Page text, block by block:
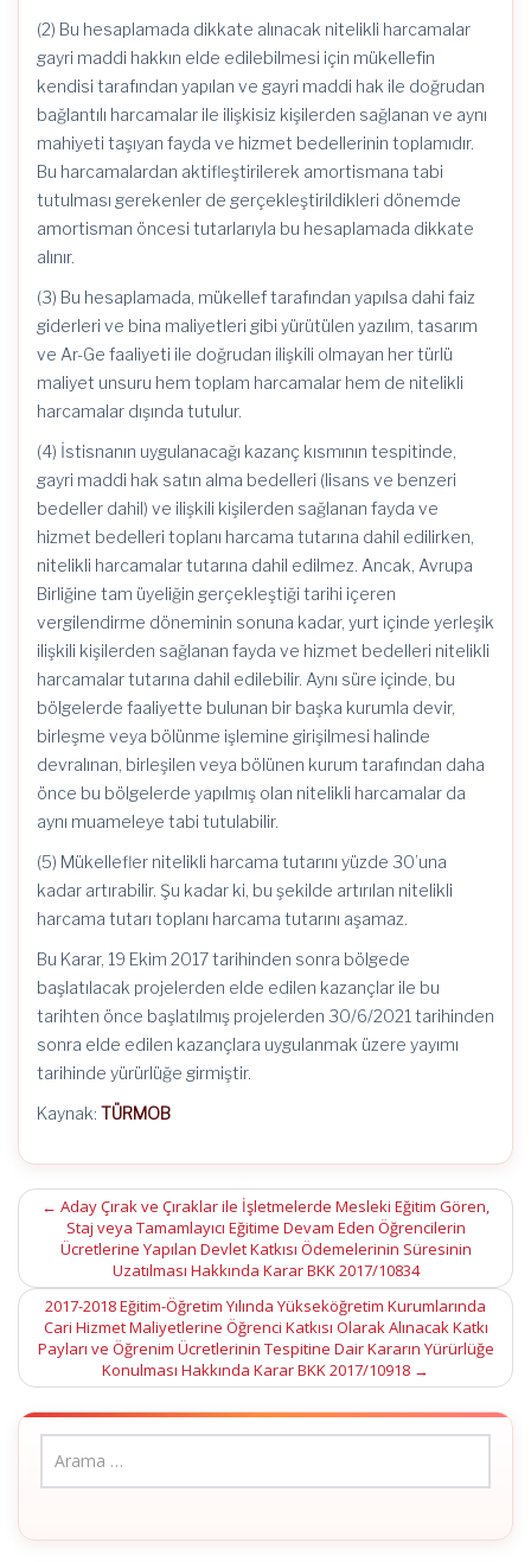
(2) Bu hesaplamada dikkate alınacak nitelikli harcamalar
gayri maddi hakkın elde edilebilmesi için mükellefin
kendisi tarafından yapılan ve gayri maddi hak ile doğrudan
bağlantılı harcamalar ile ilişkisiz kişilerden sağlanan ve aynı
mahiyeti taşıyan fayda ve hizmet bedellerinin toplamıdır.
Bu harcamalardan aktifleştirilerek amortismana tabi
tutulması gerekenler de gerçekleştirildikleri dönemde
amortisman öncesi tutarlarıyla bu hesaplamada dikkate
alınır.
(3) Bu hesaplamada, mükellef tarafından yapılsa dahi faiz
giderleri ve bina maliyetleri gibi yürütülen yazılım, tasarım
ve Ar-Ge faaliyeti ile doğrudan ilişkili olmayan her türlü
maliyet unsuru hem toplam harcamalar hem de nitelikli
harcamalar dışında tutulur.
(4) İstisnanın uygulanacağı kazanç kısmının tespitinde,
gayri maddi hak satın alma bedelleri (lisans ve benzeri
bedeller dahil) ve ilişkili kişilerden sağlanan fayda ve
hizmet bedelleri toplanı harcama tutarına dahil edilirken,
nitelikli harcamalar tutarına dahil edilmez. Ancak, Avrupa
Birliğine tam üyeliğin gerçekleştiği tarihi içeren
vergilendirme döneminin sonuna kadar, yurt içinde yerleşik
ilişkili kişilerden sağlanan fayda ve hizmet bedelleri nitelikli
harcamalar tutarına dahil edilebilir. Aynı süre içinde, bu
bölgelerde faaliyette bulunan bir başka kurumla devir,
birleşme veya bölünme işlemine girişilmesi halinde
devralınan, birleşilen veya bölünen kurum tarafından daha
önce bu bölgelerde yapılmış olan nitelikli harcamalar da
aynı muameleye tabi tutulabilir.
(5) Mükellefler nitelikli harcama tutarını yüzde 30’una
kadar artırabilir. Şu kadar ki, bu şekilde artırılan nitelikli
harcama tutarı toplanı harcama tutarını aşamaz.
Bu Karar, 19 Ekim 2017 tarihinden sonra bölgede
başlatılacak projelerden elde edilen kazançlar ile bu
tarihten önce başlatılmış projelerden 30/6/2021 tarihinden
sonra elde edilen kazançlara uygulanmak üzere yayımı
tarihinde yürürlüğe girmiştir.
Kaynak: TÜRMOB
Post
navigation
← Aday Çırak ve Çıraklar ile İşletmelerde Mesleki Eğitim Gören,
Staj veya Tamamlayıcı Eğitime Devam Eden Öğrencilerin
Ücretlerine Yapılan Devlet Katkısı Ödemelerinin Süresinin
Uzatılması Hakkında Karar BKK 2017/10834
2017-2018 Eğitim-Öğretim Yılında Yükseköğretim Kurumlarında
Cari Hizmet Maliyetlerine Öğrenci Katkısı Olarak Alınacak Katkı
Payları ve Öğrenim Ücretlerinin Tespitine Dair Kararın Yürürlüğe
Konulması Hakkında Karar BKK 2017/10918 →